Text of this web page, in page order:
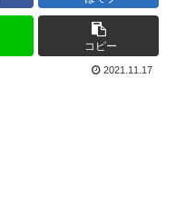
コピー
2021.11.17